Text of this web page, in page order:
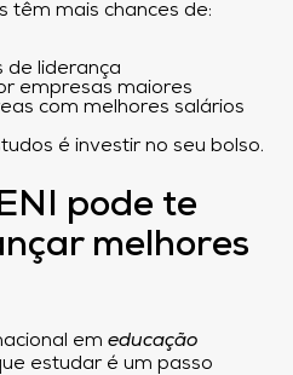
têm mais chances de:
de liderança
empresas maiores
com melhores salários
é investir no seu bolso.
pode te
melhores
em educação
estudar é um passo